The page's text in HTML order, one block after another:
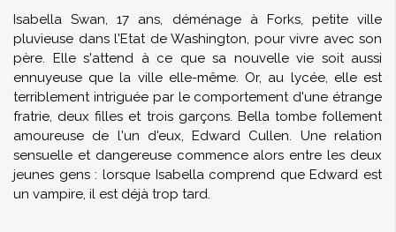
Isabella Swan, 17 ans, déménage à Forks, petite ville
pluvieuse dans l'Etat de Washington, pour vivre avec son
père. Elle s'attend à ce que sa nouvelle vie soit aussi
ennuyeuse que la ville elle-même. Or, au lycée, elle est
terriblement intriguée par le comportement d'une étrange
fratrie, deux filles et trois garçons. Bella tombe follement
amoureuse de l'un d'eux, Edward Cullen. Une relation
sensuelle et dangereuse commence alors entre les deux
jeunes gens : lorsque Isabella comprend que Edward est
un vampire, il est déjà trop tard.